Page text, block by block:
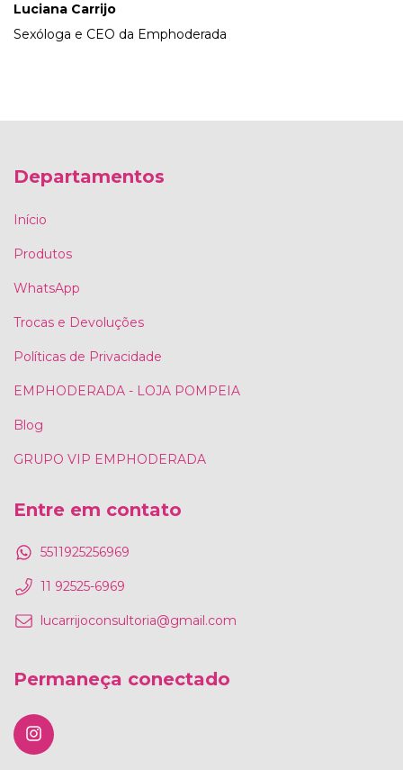
Luciana Carrijo
Sexóloga e CEO da Emphoderada
Departamentos
Início
Produtos
WhatsApp
Trocas e Devoluções
Políticas de Privacidade
EMPHODERADA - LOJA POMPEIA
Blog
GRUPO VIP EMPHODERADA
Entre em contato
5511925256969
11 92525-6969
lucarrijoconsultoria@gmail.com
Permaneça conectado